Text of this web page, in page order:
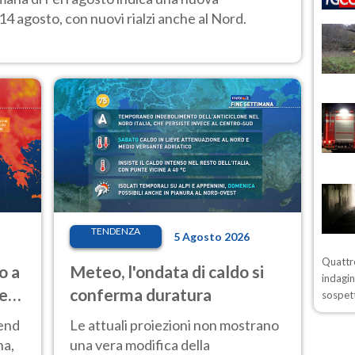
agosto, con nuovi rialzi anche al Nord.
a
TENDENZA 5 Agosto 2026
Meteo, l'ondata di caldo si
conferma duratura
Le attuali proiezioni non mostrano
una vera modifica della